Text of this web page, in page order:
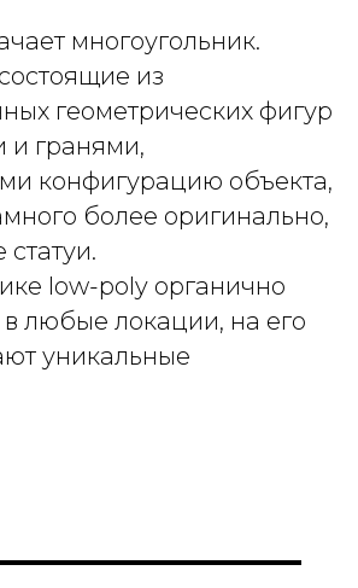
многоугольник.
из
геометрических фигур
и гранями,
конфигурацию объекта,
более оригинально,
low-poly органично
в любые локации, на его
уникальные
24
60